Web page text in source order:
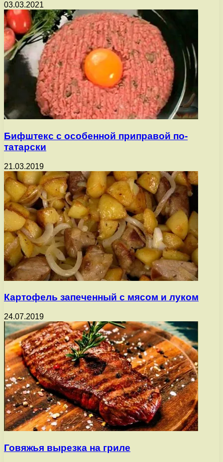
03.03.2021
Бифштекс с особенной приправой по-
татарски
21.03.2019
Картофель запеченный с мясом и луком
24.07.2019
Говяжья вырезка на гриле